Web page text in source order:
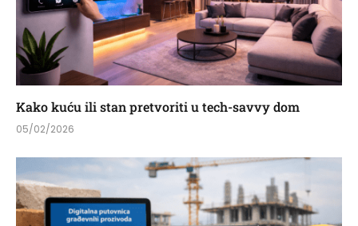
Kako kuću ili stan pretvoriti u tech-savvy dom
05/02/2026